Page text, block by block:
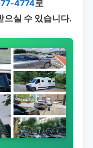
4774로
으실 수 있습니다.